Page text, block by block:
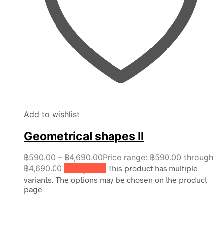
Add to wishlist
Geometrical shapes II
฿590.00 – ฿4,690.00Price range: ฿590.00 through
฿4,690.00
This product has multiple
variants. The options may be chosen on the product
page